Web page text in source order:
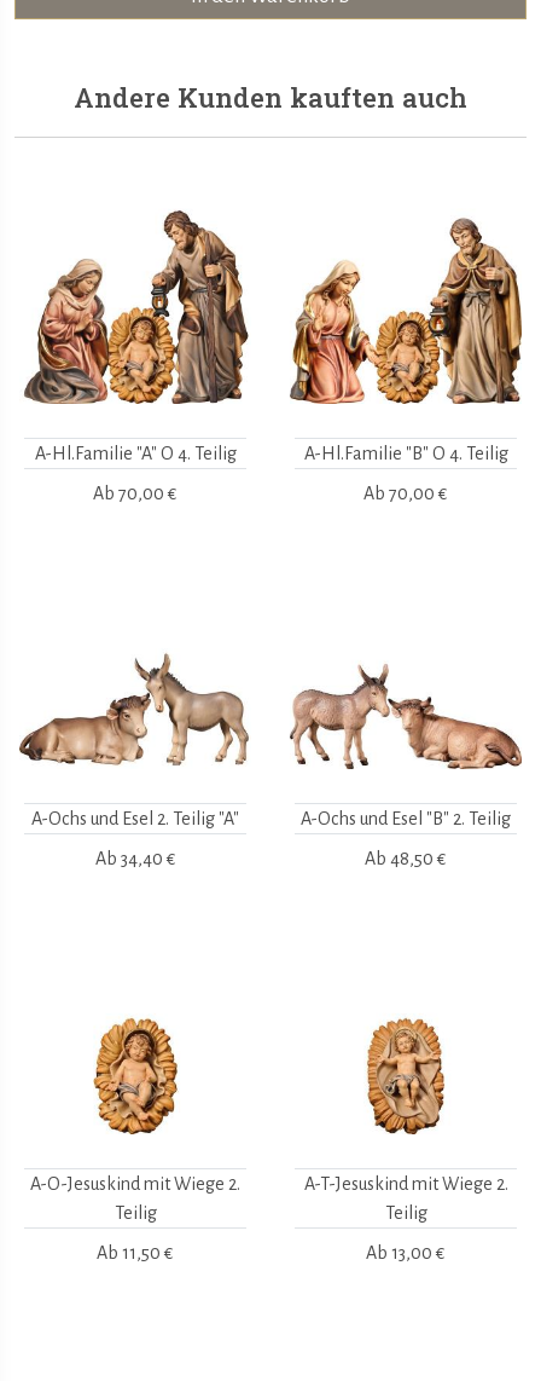
Andere Kunden kauften auch
A-Hl.Familie "A" O 4. Teilig
Ab 70,00 €
A-Hl.Familie "B" O 4. Teilig
Ab 70,00 €
A-Ochs und Esel 2. Teilig "A"
Ab 34,40 €
A-Ochs und Esel "B" 2. Teilig
Ab 48,50 €
A-O-Jesuskind mit Wiege 2.
Teilig
Ab 11,50 €
A-T-Jesuskind mit Wiege 2.
Teilig
Ab 13,00 €